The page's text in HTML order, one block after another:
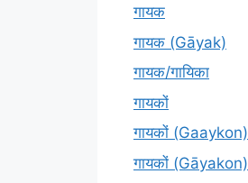
गायक
गायक (Gāyak)
गायक/गायिका
गायकों
गायकों (Gaaykon)
गायकों (Gāyakon)